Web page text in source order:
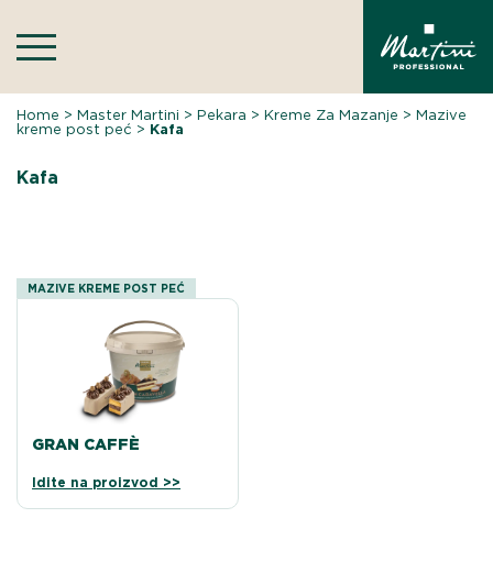
content
Home >Master Martini >Pekara >Kreme Za Mazanje >Mazive
kreme post peć > Kafa
Kafa
MAZIVE KREME POST PEĆ
GRAN CAFFÈ
Idite na proizvod >>